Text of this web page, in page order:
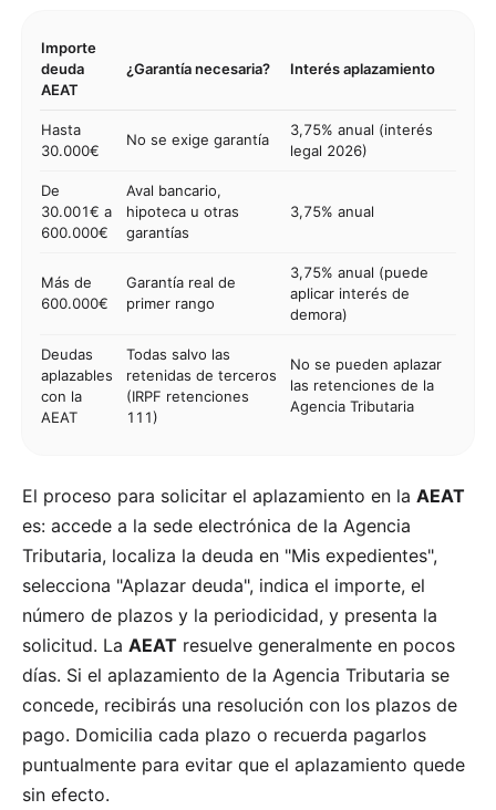
Importe
deuda
AEAT
¿Garantía necesaria? Interés aplazamiento
Hasta
30.000€
No se exige garantía
3,75% anual (interés
legal 2026)
De
30.001€ a
600.000€
Aval bancario,
hipoteca u otras
garantías
3,75% anual
Más de
600.000€
Garantía real de
primer rango
3,75% anual (puede
aplicar interés de
demora)
Deudas
aplazables
con la
AEAT
Todas salvo las
retenidas de terceros
(IRPF retenciones
111)
No se pueden aplazar
las retenciones de la
Agencia Tributaria
El proceso para solicitar el aplazamiento en la AEAT
es: accede a la sede electrónica de la Agencia
Tributaria, localiza la deuda en "Mis expedientes",
selecciona "Aplazar deuda", indica el importe, el
número de plazos y la periodicidad, y presenta la
solicitud. La AEAT resuelve generalmente en pocos
días. Si el aplazamiento de la Agencia Tributaria se
concede, recibirás una resolución con los plazos de
pago. Domicilia cada plazo o recuerda pagarlos
puntualmente para evitar que el aplazamiento quede
sin efecto.